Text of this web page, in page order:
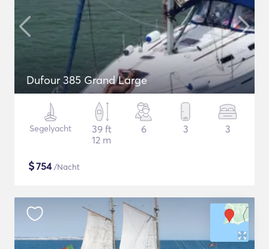
Dufour 385 Grand Large
Segelyacht
39 ft
12 m
6 3 3
$754/Nacht